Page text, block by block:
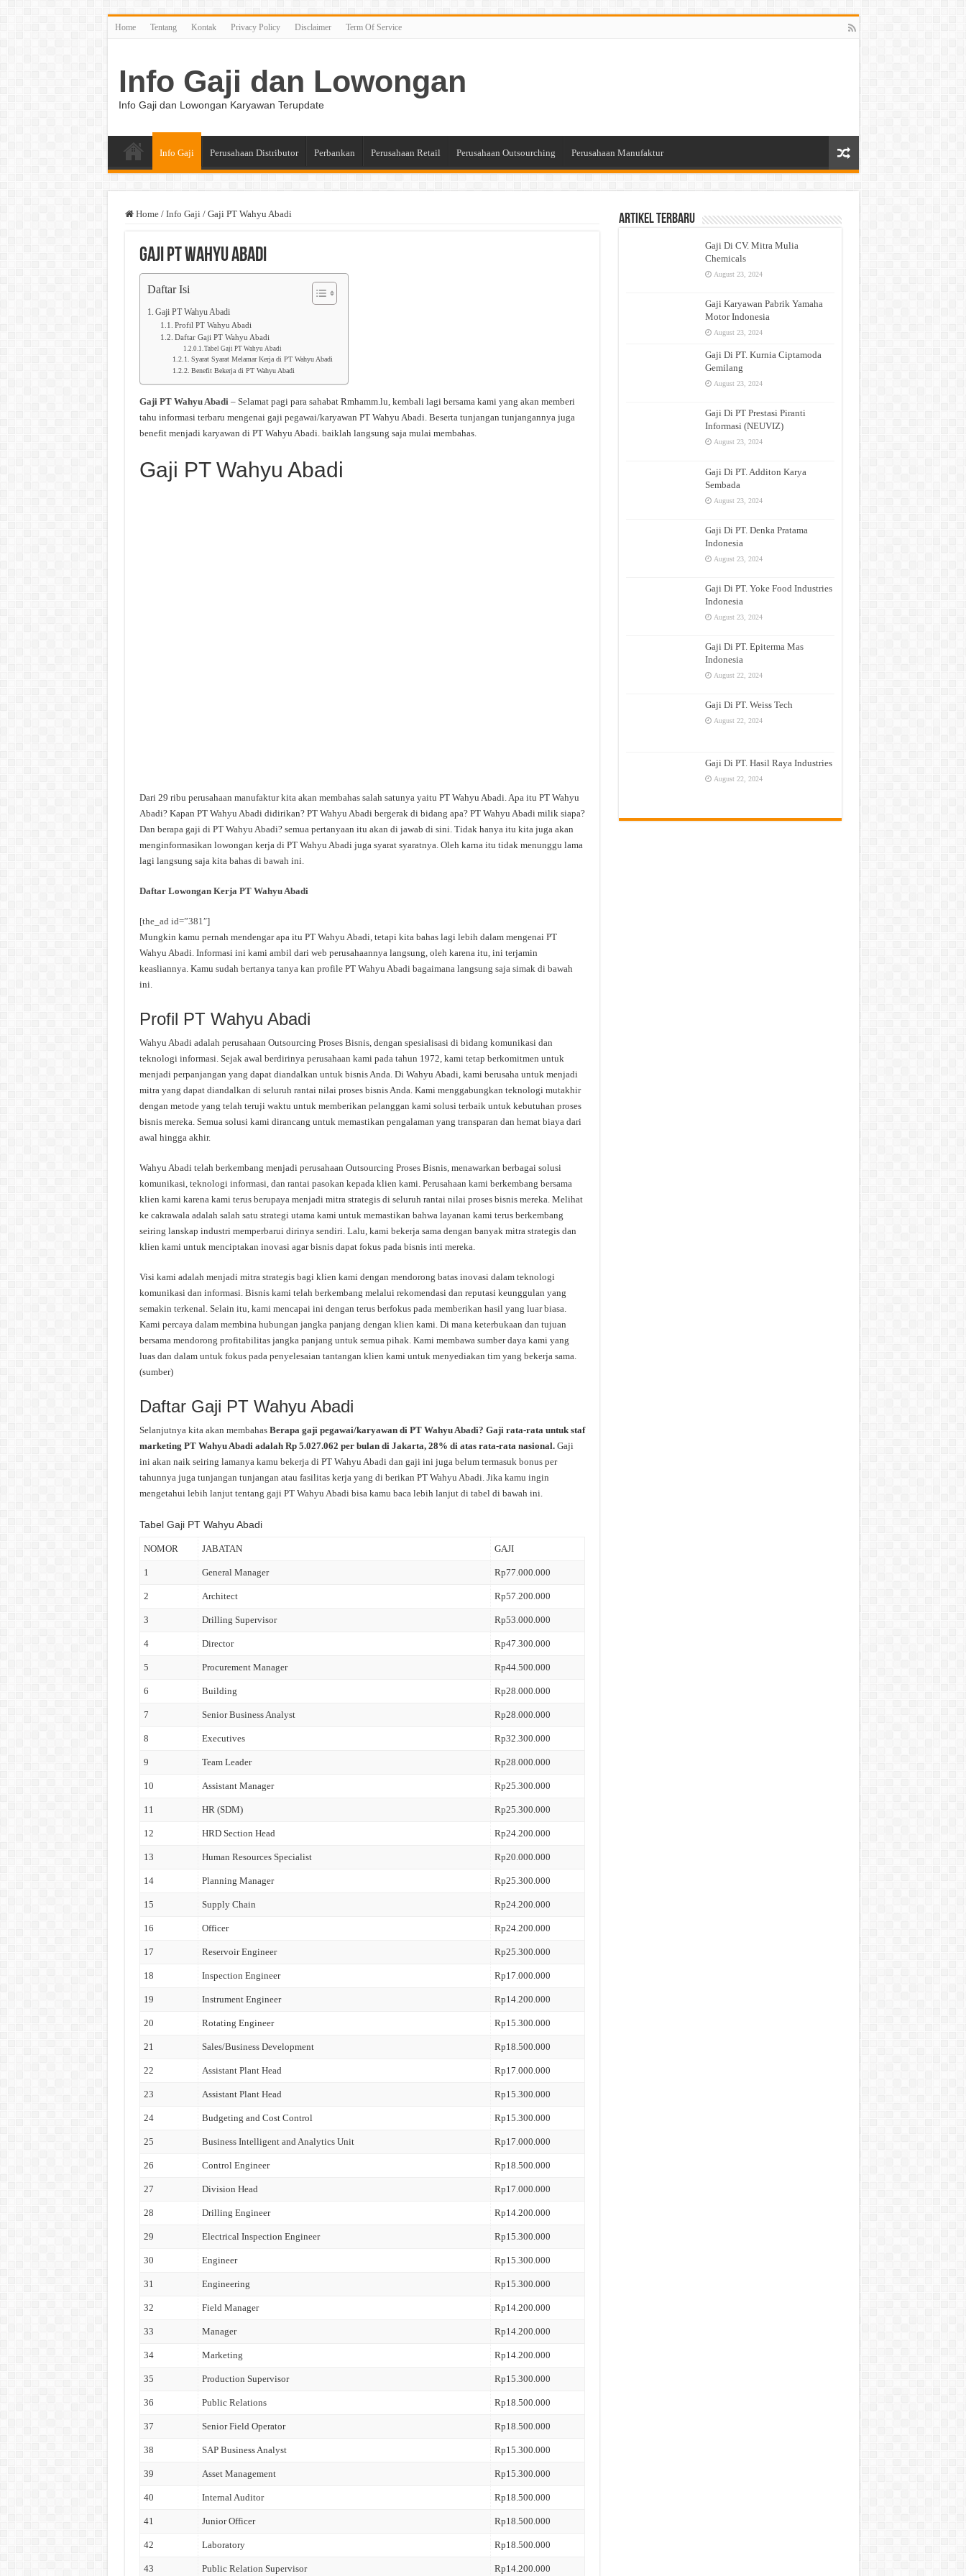
Home Tentang Kontak Privacy Policy Disclaimer Term Of Service
Info Gaji dan Lowongan
Info Gaji dan Lowongan Karyawan Terupdate
Info Gaji Perusahaan Distributor Perbankan Perusahaan Retail Perusahaan Outsourching Perusahaan Manufaktur
Home / Info Gaji / Gaji PT Wahyu Abadi
Gaji PT Wahyu Abadi
Daftar Isi
Gaji PT Wahyu Abadi
Profil PT Wahyu Abadi
Daftar Gaji PT Wahyu Abadi
Tabel Gaji PT Wahyu Abadi
Syarat Syarat Melamar Kerja di PT Wahyu Abadi
Benefit Bekerja di PT Wahyu Abadi
Gaji PT Wahyu Abadi – Selamat pagi para sahabat Rmhamm.lu, kembali lagi bersama kami yang akan memberi
tahu informasi terbaru mengenai gaji pegawai/karyawan PT Wahyu Abadi. Beserta tunjangan tunjangannya juga
benefit menjadi karyawan di PT Wahyu Abadi. baiklah langsung saja mulai membahas.
Gaji PT Wahyu Abadi
Dari 29 ribu perusahaan manufaktur kita akan membahas salah satunya yaitu PT Wahyu Abadi. Apa itu PT Wahyu
Abadi? Kapan PT Wahyu Abadi didirikan? PT Wahyu Abadi bergerak di bidang apa? PT Wahyu Abadi milik siapa?
Dan berapa gaji di PT Wahyu Abadi? semua pertanyaan itu akan di jawab di sini. Tidak hanya itu kita juga akan
menginformasikan lowongan kerja di PT Wahyu Abadi juga syarat syaratnya. Oleh karna itu tidak menunggu lama
lagi langsung saja kita bahas di bawah ini.
Daftar Lowongan Kerja PT Wahyu Abadi
[the_ad id=”381″]
Mungkin kamu pernah mendengar apa itu PT Wahyu Abadi, tetapi kita bahas lagi lebih dalam mengenai PT
Wahyu Abadi. Informasi ini kami ambil dari web perusahaannya langsung, oleh karena itu, ini terjamin
keasliannya. Kamu sudah bertanya tanya kan profile PT Wahyu Abadi bagaimana langsung saja simak di bawah
ini.
Profil PT Wahyu Abadi
Wahyu Abadi adalah perusahaan Outsourcing Proses Bisnis, dengan spesialisasi di bidang komunikasi dan
teknologi informasi. Sejak awal berdirinya perusahaan kami pada tahun 1972, kami tetap berkomitmen untuk
menjadi perpanjangan yang dapat diandalkan untuk bisnis Anda. Di Wahyu Abadi, kami berusaha untuk menjadi
mitra yang dapat diandalkan di seluruh rantai nilai proses bisnis Anda. Kami menggabungkan teknologi mutakhir
dengan metode yang telah teruji waktu untuk memberikan pelanggan kami solusi terbaik untuk kebutuhan proses
bisnis mereka. Semua solusi kami dirancang untuk memastikan pengalaman yang transparan dan hemat biaya dari
awal hingga akhir.
Wahyu Abadi telah berkembang menjadi perusahaan Outsourcing Proses Bisnis, menawarkan berbagai solusi
komunikasi, teknologi informasi, dan rantai pasokan kepada klien kami. Perusahaan kami berkembang bersama
klien kami karena kami terus berupaya menjadi mitra strategis di seluruh rantai nilai proses bisnis mereka. Melihat
ke cakrawala adalah salah satu strategi utama kami untuk memastikan bahwa layanan kami terus berkembang
seiring lanskap industri memperbarui dirinya sendiri. Lalu, kami bekerja sama dengan banyak mitra strategis dan
klien kami untuk menciptakan inovasi agar bisnis dapat fokus pada bisnis inti mereka.
Visi kami adalah menjadi mitra strategis bagi klien kami dengan mendorong batas inovasi dalam teknologi
komunikasi dan informasi. Bisnis kami telah berkembang melalui rekomendasi dan reputasi keunggulan yang
semakin terkenal. Selain itu, kami mencapai ini dengan terus berfokus pada memberikan hasil yang luar biasa.
Kami percaya dalam membina hubungan jangka panjang dengan klien kami. Di mana keterbukaan dan tujuan
bersama mendorong profitabilitas jangka panjang untuk semua pihak. Kami membawa sumber daya kami yang
luas dan dalam untuk fokus pada penyelesaian tantangan klien kami untuk menyediakan tim yang bekerja sama.
(sumber)
Daftar Gaji PT Wahyu Abadi
Selanjutnya kita akan membahas Berapa gaji pegawai/karyawan di PT Wahyu Abadi? Gaji rata-rata untuk staf
marketing PT Wahyu Abadi adalah Rp 5.027.062 per bulan di Jakarta, 28% di atas rata-rata nasional. Gaji
ini akan naik seiring lamanya kamu bekerja di PT Wahyu Abadi dan gaji ini juga belum termasuk bonus per
tahunnya juga tunjangan tunjangan atau fasilitas kerja yang di berikan PT Wahyu Abadi. Jika kamu ingin
mengetahui lebih lanjut tentang gaji PT Wahyu Abadi bisa kamu baca lebih lanjut di tabel di bawah ini.
Tabel Gaji PT Wahyu Abadi
NOMOR JABATAN GAJI
1 General Manager Rp77.000.000
2 Architect Rp57.200.000
3 Drilling Supervisor Rp53.000.000
4 Director Rp47.300.000
5 Procurement Manager Rp44.500.000
6 Building Rp28.000.000
7 Senior Business Analyst Rp28.000.000
8 Executives Rp32.300.000
9 Team Leader Rp28.000.000
10 Assistant Manager Rp25.300.000
11 HR (SDM) Rp25.300.000
12 HRD Section Head Rp24.200.000
13 Human Resources Specialist Rp20.000.000
14 Planning Manager Rp25.300.000
15 Supply Chain Rp24.200.000
16 Officer Rp24.200.000
17 Reservoir Engineer Rp25.300.000
18 Inspection Engineer Rp17.000.000
19 Instrument Engineer Rp14.200.000
20 Rotating Engineer Rp15.300.000
21 Sales/Business Development Rp18.500.000
22 Assistant Plant Head Rp17.000.000
23 Assistant Plant Head Rp15.300.000
24 Budgeting and Cost Control Rp15.300.000
25 Business Intelligent and Analytics Unit Rp17.000.000
26 Control Engineer Rp18.500.000
27 Division Head Rp17.000.000
28 Drilling Engineer Rp14.200.000
29 Electrical Inspection Engineer Rp15.300.000
30 Engineer Rp15.300.000
31 Engineering Rp15.300.000
32 Field Manager Rp14.200.000
33 Manager Rp14.200.000
34 Marketing Rp14.200.000
35 Production Supervisor Rp15.300.000
36 Public Relations Rp18.500.000
37 Senior Field Operator Rp18.500.000
38 SAP Business Analyst Rp15.300.000
39 Asset Management Rp15.300.000
40 Internal Auditor Rp18.500.000
41 Junior Officer Rp18.500.000
42 Laboratory Rp18.500.000
43 Public Relation Supervisor Rp14.200.000
Artikel Terbaru
Gaji Di CV. Mitra Mulia
Chemicals
August 23, 2024
Gaji Karyawan Pabrik Yamaha
Motor Indonesia
August 23, 2024
Gaji Di PT. Kurnia Ciptamoda
Gemilang
August 23, 2024
Gaji Di PT Prestasi Piranti
Informasi (NEUVIZ)
August 23, 2024
Gaji Di PT. Additon Karya
Sembada
August 23, 2024
Gaji Di PT. Denka Pratama
Indonesia
August 23, 2024
Gaji Di PT. Yoke Food Industries
Indonesia
August 23, 2024
Gaji Di PT. Epiterma Mas
Indonesia
August 22, 2024
Gaji Di PT. Weiss Tech
August 22, 2024
Gaji Di PT. Hasil Raya Industries
August 22, 2024